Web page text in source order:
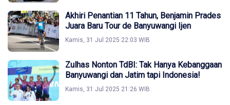
Akhiri Penantian 11 Tahun, Benjamin Prades
Juara Baru Tour de Banyuwangi Ijen
Kamis, 31 Jul 2025 22:03 WIB
Zulhas Nonton TdBI: Tak Hanya Kebanggaan
Banyuwangi dan Jatim tapi Indonesia!
Kamis, 31 Jul 2025 21:26 WIB